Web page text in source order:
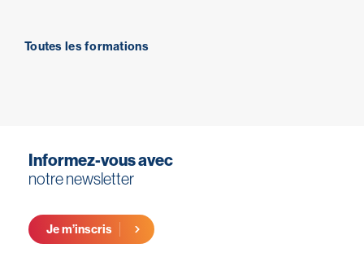
Toutes les formations
Informez-vous avec
notre newsletter
Je m’inscris